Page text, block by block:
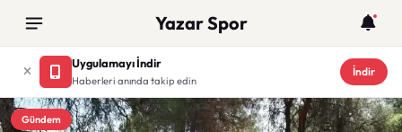
Yazar Spor
Uygulamayı İndir
Haberleri anında takip edin
İndir
Gündem